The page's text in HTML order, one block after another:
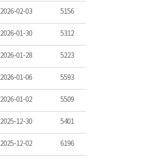
2026-02-03 5156
2026-01-30 5312
2026-01-28 5223
2026-01-06 5593
2026-01-02 5509
2025-12-30 5401
2025-12-02 6196